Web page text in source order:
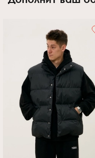
рост Рашада: